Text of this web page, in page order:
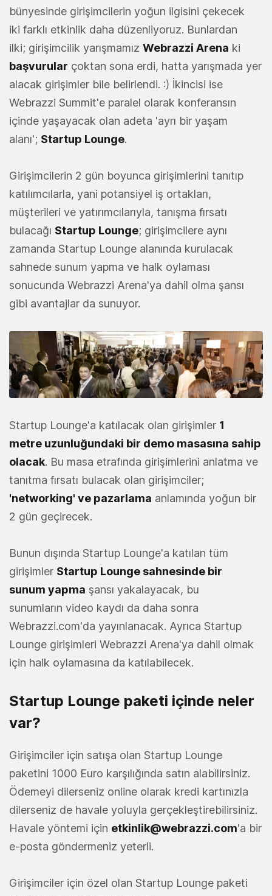
bünyesinde girişimcilerin yoğun ilgisini çekecek
iki farklı etkinlik daha düzenliyoruz. Bunlardan
ilki; girişimcilik yarışmamız Webrazzi Arena ki
başvurular çoktan sona erdi, hatta yarışmada yer
alacak girişimler bile belirlendi. :) İkincisi ise
Webrazzi Summit'e paralel olarak konferansın
içinde yaşayacak olan adeta 'ayrı bir yaşam
alanı'; Startup Lounge.
Girişimcilerin 2 gün boyunca girişimlerini tanıtıp
katılımcılarla, yani potansiyel iş ortakları,
müşterileri ve yatırımcılarıyla, tanışma fırsatı
bulacağı Startup Lounge; girişimcilere aynı
zamanda Startup Lounge alanında kurulacak
sahnede sunum yapma ve halk oylaması
sonucunda Webrazzi Arena'ya dahil olma şansı
gibi avantajlar da sunuyor.
Startup Lounge'a katılacak olan girişimler 1
metre uzunluğundaki bir demo masasına sahip
olacak. Bu masa etrafında girişimlerini anlatma ve
tanıtma fırsatı bulacak olan girişimciler;
'networking' ve pazarlama anlamında yoğun bir
2 gün geçirecek.
Bunun dışında Startup Lounge'a katılan tüm
girişimler Startup Lounge sahnesinde bir
sunum yapma şansı yakalayacak, bu
sunumların video kaydı da daha sonra
Webrazzi.com'da yayınlanacak. Ayrıca Startup
Lounge girişimleri Webrazzi Arena'ya dahil olmak
için halk oylamasına da katılabilecek.
Startup Lounge paketi içinde neler
var?
Girişimciler için satışa olan Startup Lounge
paketini 1000 Euro karşılığında satın alabilirsiniz.
Ödemeyi dilerseniz online olarak kredi kartınızla
dilerseniz de havale yoluyla gerçekleştirebilirsiniz.
Havale yöntemi için etkinlik@webrazzi.com'a bir
e-posta göndermeniz yeterli.
Girişimciler için özel olan Startup Lounge paketi